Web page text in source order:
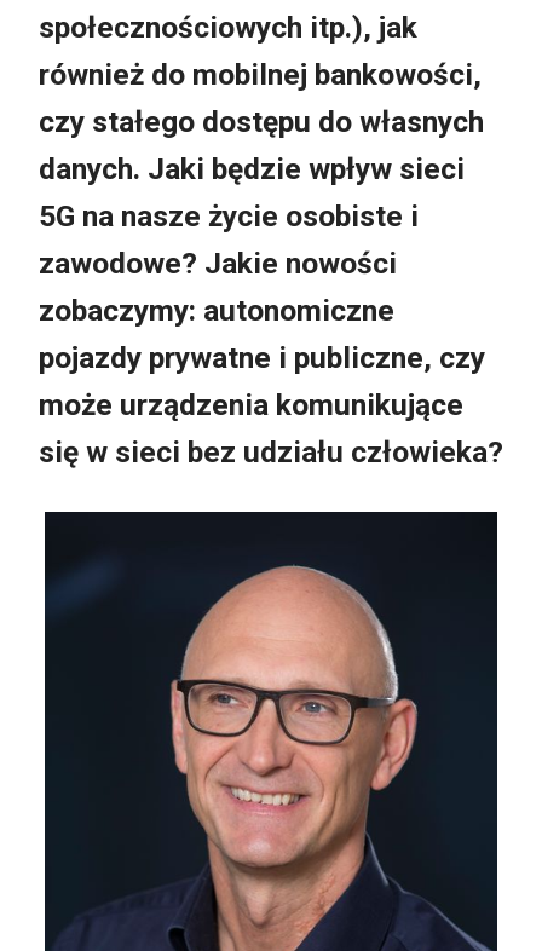
społecznościowych itp.), jak
również do mobilnej bankowości,
czy stałego dostępu do własnych
danych. Jaki będzie wpływ sieci
5G na nasze życie osobiste i
zawodowe? Jakie nowości
zobaczymy: autonomiczne
pojazdy prywatne i publiczne, czy
może urządzenia komunikujące
się w sieci bez udziału człowieka?